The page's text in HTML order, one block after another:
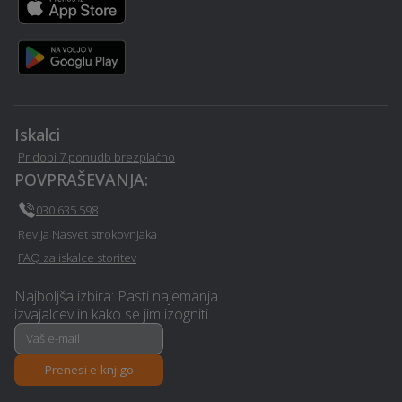
elektrarne - Cerknica
Klimatska naprava -
Izolacija - Cerknica
Avtošola - Cerknica
Polaganje laminata -
Tapetništvo - Cerknica
Iskalci
Pridobi 7 ponudb brezplačno
POVPRAŠEVANJA:
030 635 598
Revija Nasvet strokovnjaka
FAQ za iskalce storitev
Najboljša izbira: Pasti najemanja
izvajalcev in kako se jim izogniti
Prenesi e-knjigo